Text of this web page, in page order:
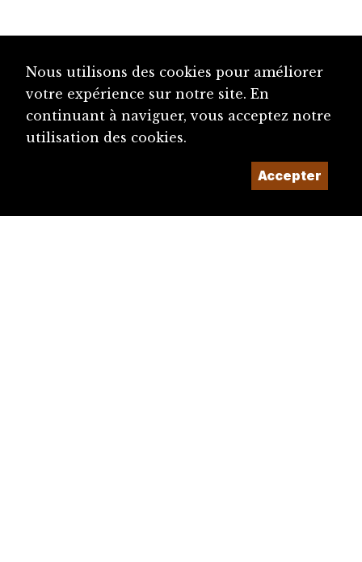
Nous utilisons des cookies pour améliorer
votre expérience sur notre site. En
continuant à naviguer, vous acceptez notre
utilisation des cookies.
Accepter